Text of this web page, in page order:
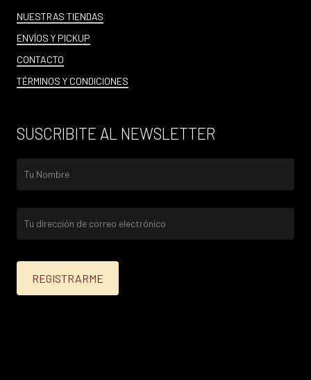
NUESTRAS TIENDAS
ENVÍOS Y PICKUP
CONTACTO
TÉRMINOS Y CONDICIONES
SUSCRIBITE AL NEWSLETTER